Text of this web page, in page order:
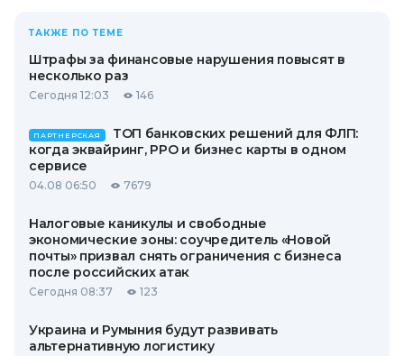
ТАКЖЕ ПО ТЕМЕ
Штрафы за финансовые нарушения повысят в
несколько раз
Сегодня 12:03 146
ПАРТНЕРСКАЯ
ТОП банковских решений для ФЛП:
когда эквайринг, РРО и бизнес карты в одном
сервисе
04.08 06:50 7679
Налоговые каникулы и свободные
экономические зоны: соучредитель «Новой
почты» призвал снять ограничения с бизнеса
после российских атак
Сегодня 08:37 123
Украина и Румыния будут развивать
альтернативную логистику